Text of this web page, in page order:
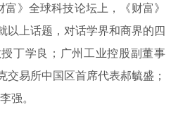
》全球科技论坛上，《财富》
以上话题，对话学界和商界的四
丁学良；广州工业控股副董事
易所中国区首席代表郝毓盛；
强。